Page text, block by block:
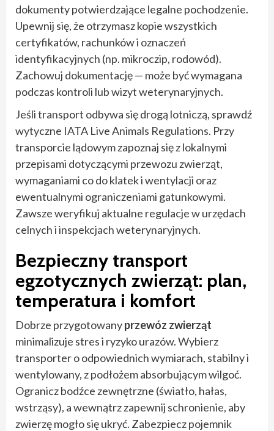
dokumenty potwierdzające legalne pochodzenie.
Upewnij się, że otrzymasz kopie wszystkich
certyfikatów, rachunków i oznaczeń
identyfikacyjnych (np. mikroczip, rodowód).
Zachowuj dokumentację — może być wymagana
podczas kontroli lub wizyt weterynaryjnych.
Jeśli transport odbywa się drogą lotniczą, sprawdź
wytyczne IATA Live Animals Regulations. Przy
transporcie lądowym zapoznaj się z lokalnymi
przepisami dotyczącymi przewozu zwierząt,
wymaganiami co do klatek i wentylacji oraz
ewentualnymi ograniczeniami gatunkowymi.
Zawsze weryfikuj aktualne regulacje w urzędach
celnych i inspekcjach weterynaryjnych.
Bezpieczny transport
egzotycznych zwierząt: plan,
temperatura i komfort
Dobrze przygotowanyprzewóz zwierząt
minimalizuje stres i ryzyko urazów. Wybierz
transporter o odpowiednich wymiarach, stabilny i
wentylowany, z podłożem absorbującym wilgoć.
Ogranicz bodźce zewnętrzne (światło, hałas,
wstrząsy), a wewnątrz zapewnij schronienie, aby
zwierzę mogło się ukryć. Zabezpiecz pojemnik